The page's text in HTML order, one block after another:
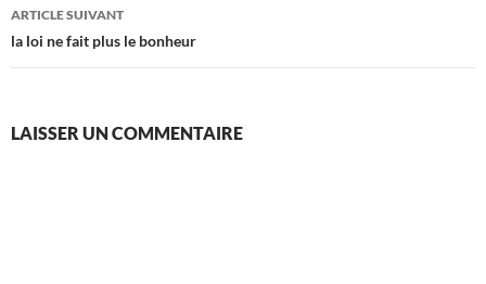
ARTICLE SUIVANT
la loi ne fait plus le bonheur
LAISSER UN COMMENTAIRE